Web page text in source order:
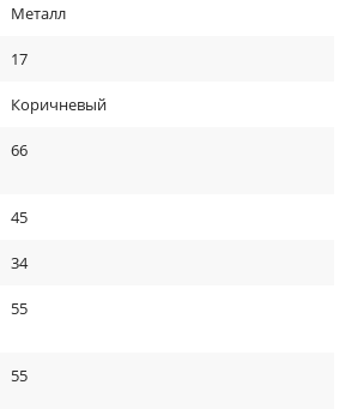
Металл
17
Коричневый
66
45
34
55
55